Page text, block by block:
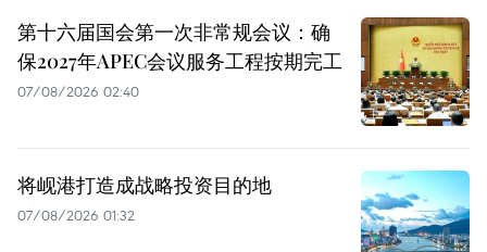
第十六届国会第一次非常规会议：确
保2027年APEC会议服务工程按期完工
07/08/2026 02:40
将岘港打造成战略投资目的地
07/08/2026 01:32